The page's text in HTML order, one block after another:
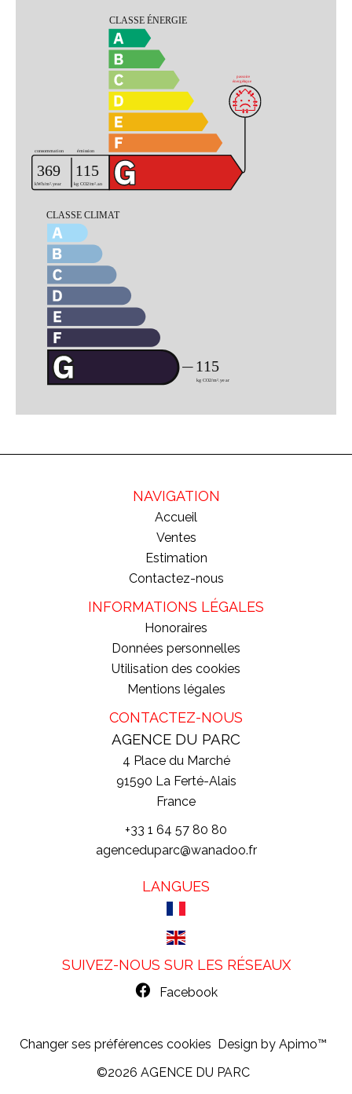
NAVIGATION
Accueil
Ventes
Estimation
Contactez-nous
INFORMATIONS LÉGALES
Honoraires
Données personnelles
Utilisation des cookies
Mentions légales
CONTACTEZ-NOUS
AGENCE DU PARC
4 Place du Marché
91590 La Ferté-Alais
France
+33 1 64 57 80 80
agenceduparc@wanadoo.fr
LANGUES
SUIVEZ-NOUS SUR LES RÉSEAUX
Facebook
Changer ses préférences cookies Design by Apimo™
©2026 AGENCE DU PARC